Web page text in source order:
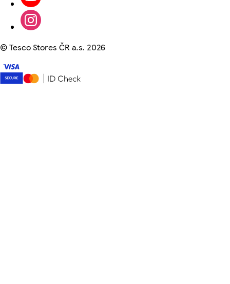
©Tesco Stores ČR a.s. 2026